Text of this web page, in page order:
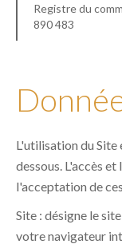
Registre du
890 483
L'utilisation du Site
dessous. L'accès
l'acceptation de
Site : désigne le
votre navigateur